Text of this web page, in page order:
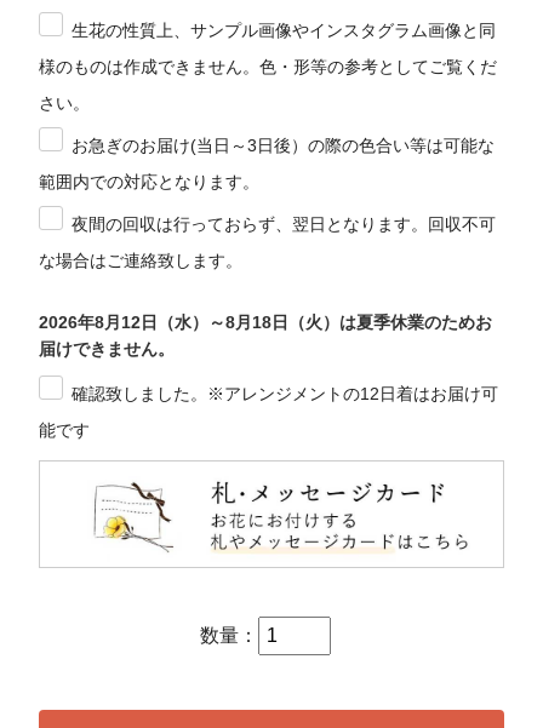
生花の性質上、サンプル画像やインスタグラム画像と同
様のものは作成できません。色・形等の参考としてご覧くだ
さい。
お急ぎのお届け(当日～3日後）の際の色合い等は可能な
範囲内での対応となります。
夜間の回収は行っておらず、翌日となります。回収不可
な場合はご連絡致します。
2026年8月12日（水）～8月18日（火）は夏季休業のためお
届けできません。
確認致しました。※アレンジメントの12日着はお届け可
能です
数量：